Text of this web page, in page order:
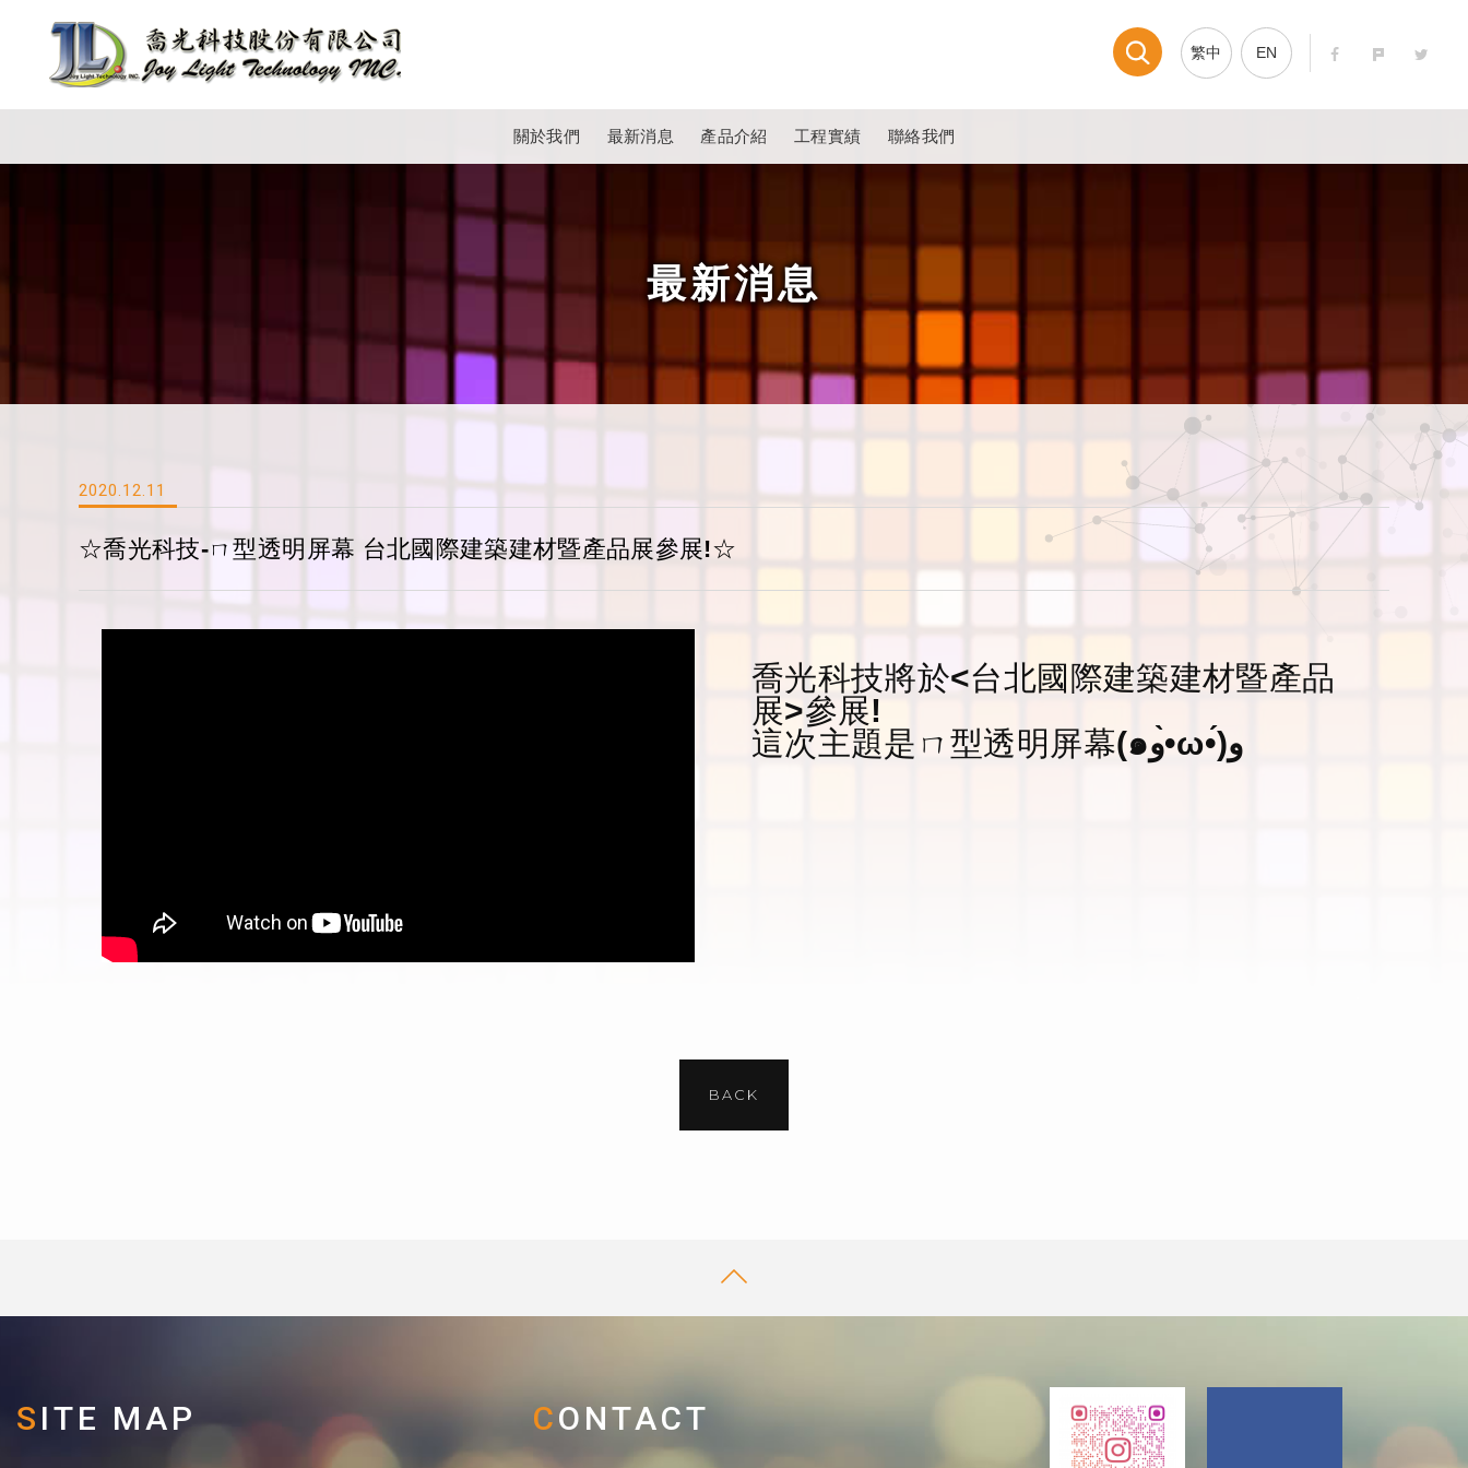
繁中 EN
關於我們 最新消息 產品介紹 工程實績 聯絡我們
最新消息
2020.12.11
☆喬光科技-ㄇ型透明屏幕 台北國際建築建材暨產品展參展!☆
喬光科技將於<台北國際建築建材暨產品
展>參展!
這次主題是ㄇ型透明屏幕(๑و•̀ω•́)و
BACK
SITE MAP CONTACT